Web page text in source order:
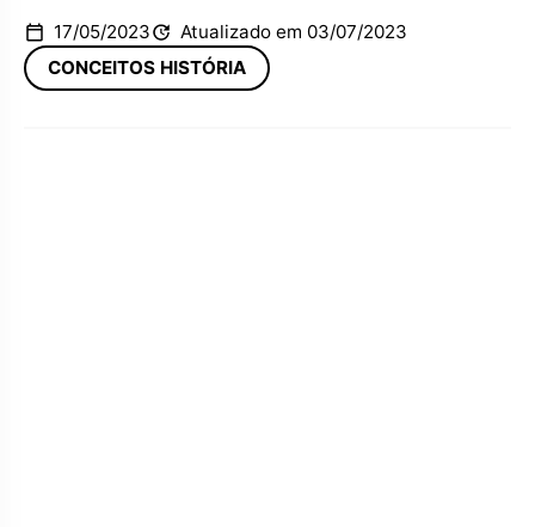
17/05/2023
Atualizado em 03/07/2023
CONCEITOS HISTÓRIA